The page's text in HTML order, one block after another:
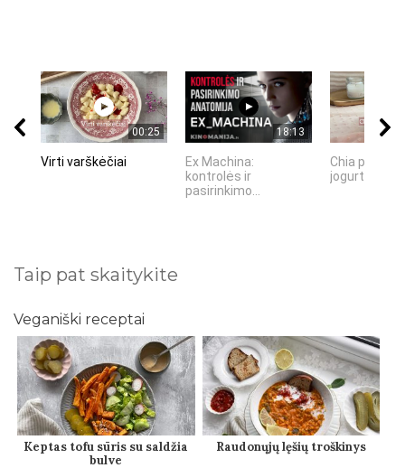
00:25
Virti varškėčiai
18:13
Ex Machina:
kontrolės ir
pasirinkimo...
Chia
jogurtu
Taip pat skaitykite
Veganiški receptai
Keptas tofu sūris su saldžia
bulve
Raudonųjų lęšių troškinys